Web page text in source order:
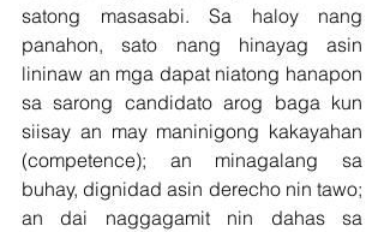
satong masasabi. Sa haloy nang
panahon, sato nang hinayag asin
lininaw an mga dapat niatong hanapon
sa sarong candidato arog baga kun
siisay an may maninigong kakayahan
(competence); an minagalang sa
buhay, dignidad asin derecho nin tawo;
an dai naggagamit nin dahas sa